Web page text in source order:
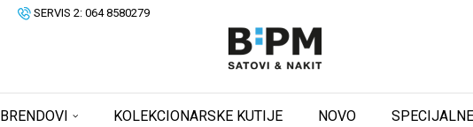
SERVIS 2: 064 8580279
BRENDOVI KOLEKCIONARSKE KUTIJE NOVO